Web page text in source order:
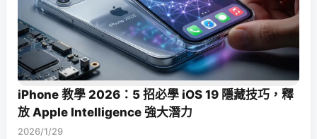
iPhone 教學 2026：5 招必學 iOS 19 隱藏技巧，釋
放 Apple Intelligence 強大潛力
2026/1/29